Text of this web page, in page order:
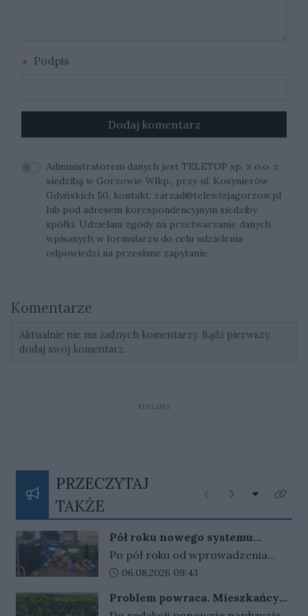
Podpis
Dodaj komentarz
Administratorem danych jest TELETOP sp. z o.o. z
siedzibą w Gorzowie Wlkp., przy ul. Kosynierów
Gdyńskich 50, kontakt: zarzad@telewizjagorzow.pl
lub pod adresem korespondencyjnym siedziby
spółki. Udzielam zgody na przetwarzanie danych
wpisanych w formularzu do celu udzielenia
odpowiedzi na przesłane zapytanie.
Komentarze
Aktualnie nie ma żadnych komentarzy. Bądź pierwszy,
dodaj swój komentarz.
REKLAMA
PRZECZYTAJ
TAKŻE
Poprzednie
Następne
Rozwiń
Kliknij
Pół roku nowego systemu
śmieciowego. Są pytania o jego
skuteczność
Po pół roku od wprowadzenia
nowych zasad pojawiły się pytania
za gospodarowanie odpadami
Data dodania artykułu:
06.08.2026 09:43
Problem powraca. Mieszkańcy
tracą przedmioty o wartości